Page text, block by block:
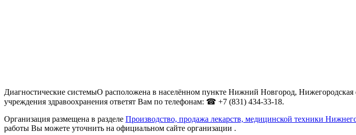
Диагностические системыО расположена в населённом пункте Нижний Новгород, Нижегородская
учреждения здравоохранения ответят Вам по телефонам: ☎ +7 (831) 434-33-18.
Организация размещена в разделе Производство, продажа лекарств, медицинской техники
работы Вы можете уточнить на официальном сайте организации .